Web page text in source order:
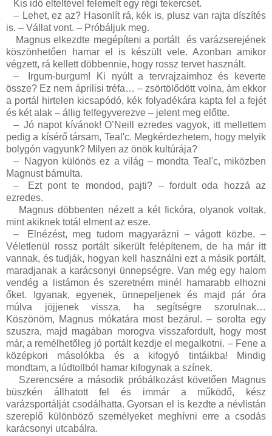
Kis idő elteltével felemelt egy régi tekercset.
– Lehet, ez az? Hasonlít rá, kék is, plusz van rajta díszítés
is. – Vállat vont. – Próbáljuk meg.
Magnus elkezdte megépíteni a portált és varázserejének
köszönhetően hamar el is készült vele. Azonban amikor
végzett, rá kellett döbbennie, hogy rossz tervet használt.
–
Irgum-burgum! Ki nyúlt a tervrajzaimhoz és keverte
össze? Ez nem áprilisi tréfa… – zsörtölődött volna, ám ekkor
a portál hirtelen kicsapódó, kék folyadékára kapta fel a fejét
és két alak – állig felfegyverezve – jelent meg előtte.
– Jó napot kívánok! O’Neill ezredes vagyok, itt mellettem
pedig a kísérő társam, Teal'c. Megkérdezhetem, hogy melyik
bolygón vagyunk? Milyen az önök kultúrája?
–
Nagyon különös ez a világ – mondta Teal'c, miközben
Magnust bámulta.
–
Ezt pont te mondod, pajti? – fordult oda hozzá az
ezredes.
Magnus döbbenten nézett a két fickóra, olyanok voltak,
mint akiknek totál elment az esze.
–
Elnézést, meg tudom magyarázni – vágott közbe. –
Véletlenül rossz portált sikerült felépítenem, de ha már itt
vannak, és tudják, hogyan kell használni ezt a másik portált,
maradjanak a karácsonyi ünnepségre. Van még egy halom
vendég a listámon és szeretném minél hamarabb elhozni
őket. Igyanak, egyenek, ünnepeljenek és majd pár óra
múlva jöjjenek vissza, ha segítségre szorulnak…
Köszönöm, Magnus mókatára most bezárul. – sorolta egy
szuszra, majd magában morogva visszafordult, hogy most
már, a remélhetőleg jó portált kezdje el megalkotni. – Fene a
középkori másolókba és a kifogyó tintáikba! Mindig
mondtam, a lúdtollból hamar kifogynak a színek.
Szerencsére a második próbálkozást követően Magnus
büszkén állhatott fel és immár a működő, kész
varázsportálját csodálhatta. Gyorsan el is kezdte a névlistán
szereplő különböző személyeket meghívni erre a csodás
karácsonyi utcabálra.